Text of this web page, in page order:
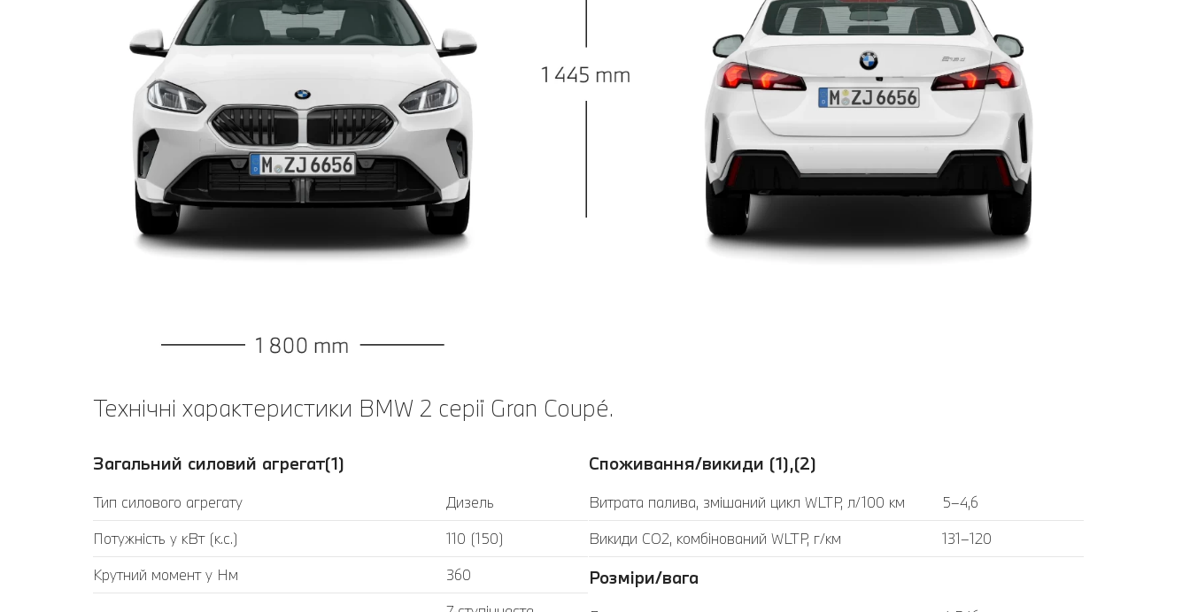
Технічні характеристики BMW 2 серії Gran Coupé.
Загальний силовий агрегат(1)
Тип силового агрегату
Дизель
Потужність у кВт (к.с.)
110 (150)
Крутний момент у Нм
360
Споживання/викиди (1),(2)
Витрата палива, змішаний цикл WLTP, л/100 км
5–4,6
Викиди CO2, комбінований WLTP, г/км
131–120
Розміри/вага